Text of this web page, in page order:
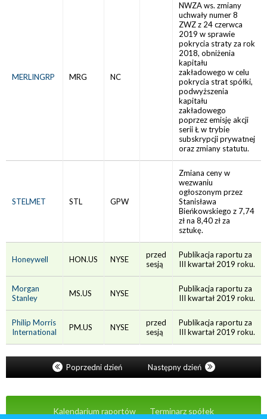
MERLINGRP MRG NC
NWZA ws. zmiany
uchwały numer 8
ZWZ z 24 czerwca
2019 w sprawie
pokrycia straty za rok
2018, obniżenia
kapitału
zakładowego w celu
pokrycia strat spółki,
podwyższenia
kapitału
zakładowego
poprzez emisję akcji
serii Ł w trybie
subskrypcji prywatnej
oraz zmiany statutu.
STELMET STL GPW
Zmiana ceny w
wezwaniu
ogłoszonym przez
Stanisława
Bieńkowskiego z 7,74
zł na 8,40 zł za
sztukę.
Honeywell HON.US NYSE
przed
sesją
Publikacja raportu za
III kwartał 2019 roku.
Morgan
Stanley
MS.US NYSE
Publikacja raportu za
III kwartał 2019 roku.
Philip Morris
International
PM.US NYSE
przed
sesją
Publikacja raportu za
III kwartał 2019 roku.
Poprzedni dzień Następny dzień
Kalendarium raportów Terminarz spółek